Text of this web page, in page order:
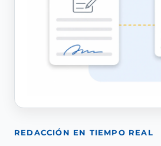
REDACCIÓN EN TIEMPO REAL